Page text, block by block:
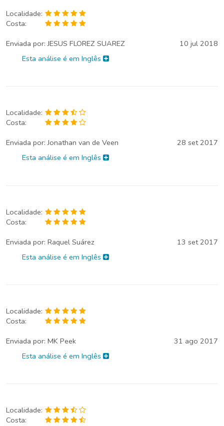
Localidade:
Costa:
Enviada por:JESUS FLOREZ SUAREZ
10 jul 2018
Esta análise é em Inglês
Localidade:
Costa:
Enviada por:Jonathan van de Veen
28 set 2017
Esta análise é em Inglês
Localidade:
Costa:
Enviada por: Raquel Suárez
13 set 2017
Esta análise é em Inglês
Localidade:
Costa:
Enviada por: MK Peek
31 ago 2017
Esta análise é em Inglês
Localidade:
Costa: